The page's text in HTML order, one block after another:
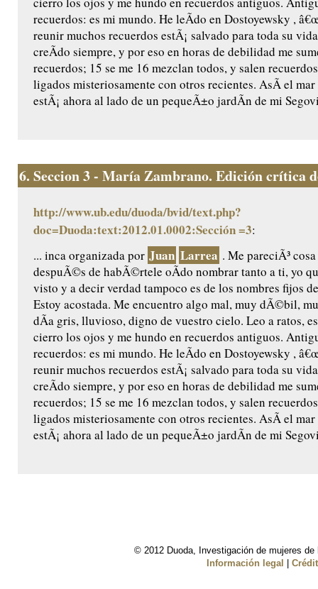
recuerdos: es mi mundo. He leÃ­do en Dostoyewsky ,
reunir muchos recuerdos estÃ¡ salvado para toda su vida
creÃ­do siempre, y por eso en horas de debilidad me
recuerdos; 15 se me 16 mezclan todos, y salen
ligados misteriosamente con otros recientes. AsÃ­ el mar
estÃ¡ ahora al lado de un pequeÃ±o jardÃ­n de mi
6. Seccion 3 - María Zambrano. Edición crítica
http://www.ub.edu/duoda/bvid/text.php?
doc=Duoda:text:2012.01.0002:Sección =3:
... inca organizada por Juan Larrea . Me pareciÃ³
despuÃ©s de habÃ©rtele oÃ­do nombrar tanto a ti, yo
visto y a decir verdad tampoco es de los nombres fijos
Estoy acostada. Me encuentro algo mal, muy dÃ©bil,
dÃ­a gris, lluvioso, digno de vuestro cielo. Leo a ratos,
cierro los ojos y me hundo en recuerdos antiguos.
recuerdos: es mi mundo. He leÃ­do en Dostoyewsky ,
reunir muchos recuerdos estÃ¡ salvado para toda su vida
creÃ­do siempre, y por eso en horas de debilidad me
recuerdos; 15 se me 16 mezclan todos, y salen
ligados misteriosamente con otros recientes. AsÃ­ el mar
estÃ¡ ahora al lado de un pequeÃ±o jardÃ­n de mi
© 2012 Duoda, Investigación de mujeres
Información legal